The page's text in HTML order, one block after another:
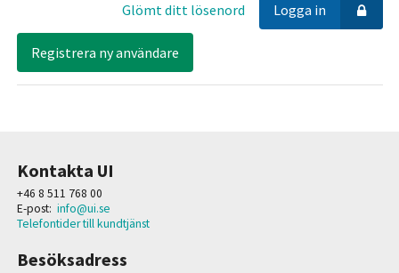
Logga in
Glömt ditt lösenord
Registrera ny användare
Kontakta UI
+46 8 511 768 00
E-post: info@ui.se
Telefontider till kundtjänst
Besöksadress